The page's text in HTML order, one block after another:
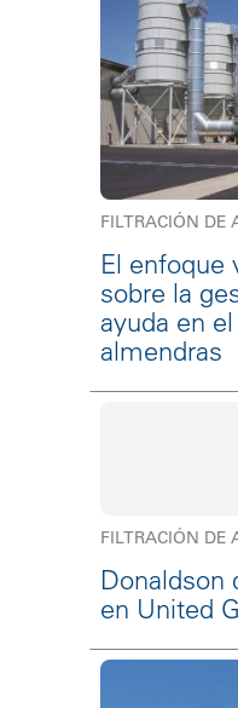
FILTRACIÓN DE
El enfoque
sobre la
ayuda en
almendras
FILTRACIÓN DE
Donaldson
en United